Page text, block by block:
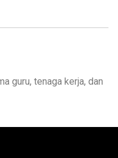
guru, tenaga kerja, dan